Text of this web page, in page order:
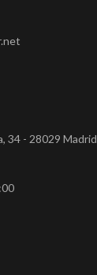
34 - 28029 Madrid